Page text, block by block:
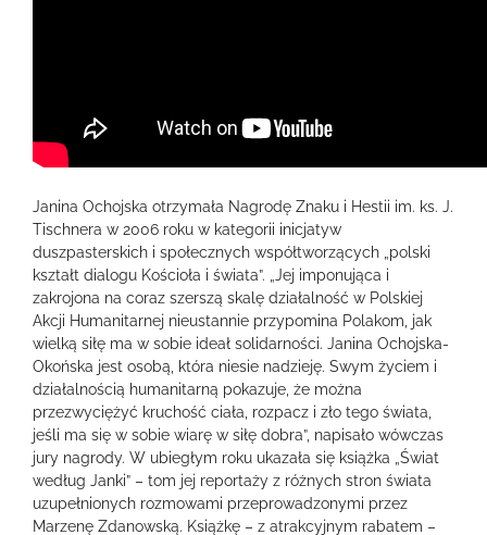
Janina Ochojska otrzymała Nagrodę Znaku i Hestii im. ks. J.
Tischnera w 2006 roku w kategorii inicjatyw
duszpasterskich i społecznych współtworzących „polski
kształt dialogu Kościoła i świata”. „Jej imponująca i
zakrojona na coraz szerszą skalę działalność w Polskiej
Akcji Humanitarnej nieustannie przypomina Polakom, jak
wielką siłę ma w sobie ideał solidarności. Janina Ochojska-
Okońska jest osobą, która niesie nadzieję. Swym życiem i
działalnością humanitarną pokazuje, że można
przezwyciężyć kruchość ciała, rozpacz i zło tego świata,
jeśli ma się w sobie wiarę w siłę dobra”, napisało wówczas
jury nagrody. W ubiegłym roku ukazała się książka „Świat
według Janki” – tom jej reportaży z różnych stron świata
uzupełnionych rozmowami przeprowadzonymi przez
Marzenę Zdanowską. Książkę – z atrakcyjnym rabatem –